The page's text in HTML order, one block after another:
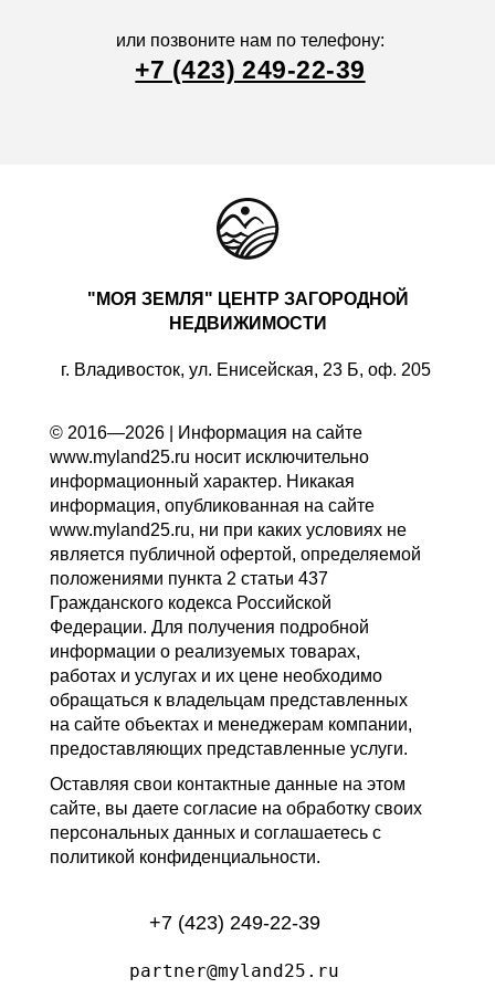
или позвоните нам по телефону:
+7 (423) 249-22-39
"МОЯ ЗЕМЛЯ" ЦЕНТР ЗАГОРОДНОЙ
НЕДВИЖИМОСТИ
г. Владивосток, ул. Енисейская, 23 Б, оф. 205
© 2016—2026 | Информация на сайте
www.myland25.ru носит исключительно
информационный характер. Никакая
информация, опубликованная на сайте
www.myland25.ru, ни при каких условиях не
является публичной офертой, определяемой
положениями пункта 2 статьи 437
Гражданского кодекса Российской
Федерации. Для получения подробной
информации о реализуемых товарах,
работах и услугах и их цене необходимо
обращаться к владельцам представленных
на сайте объектах и менеджерам компании,
предоставляющих представленные услуги.
Оставляя свои контактные данные на этом
сайте, вы даете согласие на обработку своих
персональных данных и соглашаетесь с
политикой конфиденциальности.
+7 (423) 249-22-39
partner@myland25.ru